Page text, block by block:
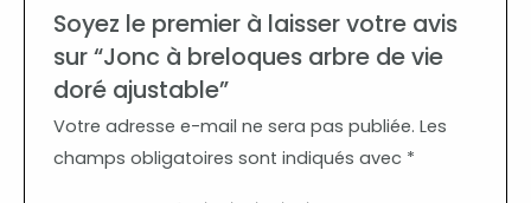
Soyez le premier à laisser votre avis
sur “Jonc à breloques arbre de vie
doré ajustable”
Votre adresse e-mail ne sera pas publiée. Les
champs obligatoires sont indiqués avec *